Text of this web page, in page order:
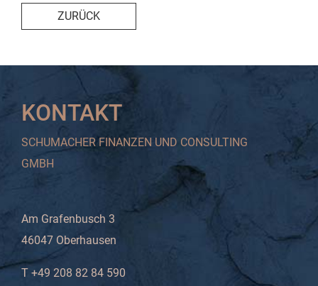
ZURÜCK
KONTAKT
SCHUMACHER FINANZEN UND CONSULTING
GMBH
Am Grafenbusch 3
46047 Oberhausen
T +49 208 82 84 590